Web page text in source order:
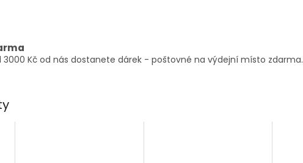
3000 Kč od nás dostanete dárek - poštovné na výdejní místo zdarma.